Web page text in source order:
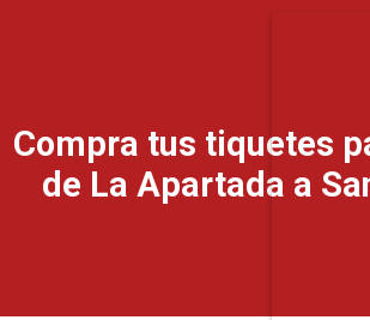
Compra tus tiquetes
de La Apartada a